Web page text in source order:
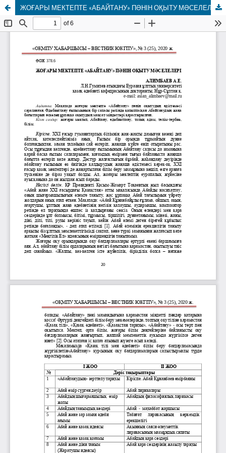
ЖОҒАРЫ МЕКТЕПТЕ «АБАЙТАНУ» ПӘНІН ОҚЫТУ МӘСЕЛЕЛЕРІ